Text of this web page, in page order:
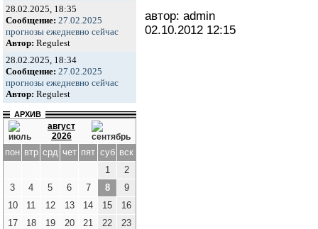
28.02.2025, 18:35
Сообщение: 27.02.2025
прогнозы ежедневно сейчас
Автор: Regulest
28.02.2025, 18:34
Сообщение: 27.02.2025
прогнозы ежедневно сейчас
Автор: Regulest
АРХИВ
август
2026
пон втр срд чет пят суб вск
1
2
3
4 5 6 7 8
9
10
11 12 13 14 15
16
17
18 19 20 21 22
23
автор: admin
02.10.2012 12:15